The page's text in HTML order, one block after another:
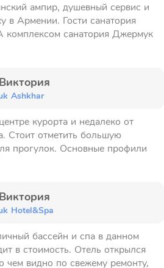
ампир, душевный сервис и
в Армении. Гости санатория
санатория Джермук
Ashkhar
курорта и недалеко от
Стоит отметить большую
прогулок. Основные профили
Hotel&Spa
бассейн и спа в данном
в стоимость. Отель открылся
чем видно по свежему ремонту,